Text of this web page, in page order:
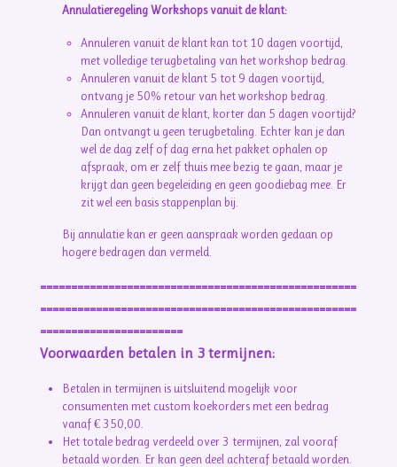
Annulatieregeling Workshops vanuit de klant:
Annuleren vanuit de klant kan tot 10 dagen voortijd,
met volledige terugbetaling van het workshop bedrag.
Annuleren vanuit de klant 5 tot 9 dagen voortijd,
ontvang je 50% retour van het workshop bedrag.
Annuleren vanuit de klant, korter dan 5 dagen voortijd?
Dan ontvangt u geen terugbetaling. Echterkan je dan
wel de dag zelf of dag erna het pakket ophalen op
afspraak, om er zelf thuis mee bezig te gaan, maar je
krijgt dan geen begeleiding en geen goodiebag mee. Er
zit wel een basis stappenplan bij.
Bij annulatie kan er geen aanspraak worden gedaan op
hogere bedragen dan vermeld.
===================================================
===================================================
=======================
Voorwaarden betalen in 3 termijnen:
Betalen in termijnen is uitsluitend mogelijk voor
consumenten met custom koekorders met een bedrag
vanaf € 350,00.
Het totale bedrag verdeeld over 3 termijnen, zal vooraf
betaald worden. Er kan geen deel achteraf betaald worden.